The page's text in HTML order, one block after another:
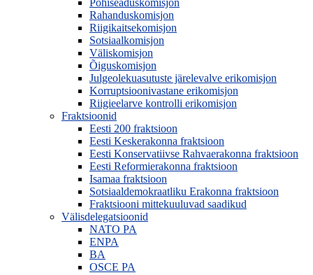
Rahanduskomisjon
Riigikaitsekomisjon
Sotsiaalkomisjon
Väliskomisjon
Õiguskomisjon
Julgeolekuasutuste järelevalve erikomisjon
Korruptsioonivastane erikomisjon
Riigieelarve kontrolli erikomisjon
Fraktsioonid
Eesti 200 fraktsioon
Eesti Keskerakonna fraktsioon
Eesti Konservatiivse Rahvaerakonna fraktsioon
Eesti Reformierakonna fraktsioon
Isamaa fraktsioon
Sotsiaaldemokraatliku Erakonna fraktsioon
Fraktsiooni mittekuuluvad saadikud
Välisdelegatsioonid
NATO PA
ENPA
BA
OSCE PA